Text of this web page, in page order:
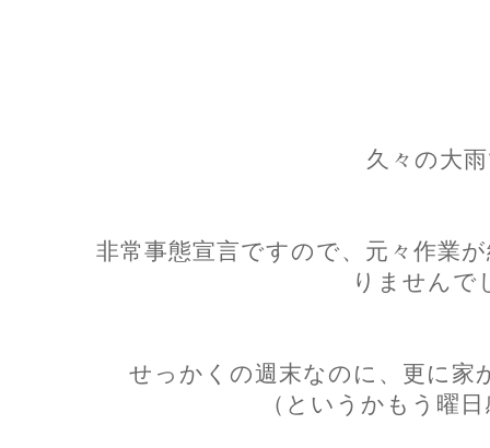
久々の大
非常事態宣言ですので、元々作業
りませんで
せっかくの週末なのに、更に家
（というかもう曜